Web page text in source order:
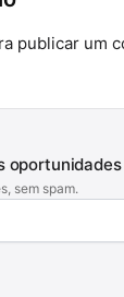
publicar um
oportunidades
sem spam.